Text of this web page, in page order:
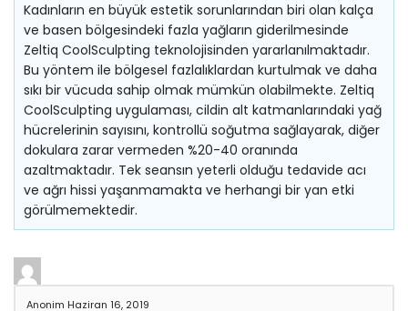
Kadınların en büyük estetik sorunlarından biri olan kalça
ve basen bölgesindeki fazla yağların giderilmesinde
Zeltiq CoolSculpting teknolojisinden yararlanılmaktadır.
Bu yöntem ile bölgesel fazlalıklardan kurtulmak ve daha
sıkı bir vücuda sahip olmak mümkün olabilmekte. Zeltiq
CoolSculpting uygulaması, cildin alt katmanlarındaki yağ
hücrelerinin sayısını, kontrollü soğutma sağlayarak, diğer
dokulara zarar vermeden %20-40 oranında
azaltmaktadır. Tek seansın yeterli olduğu tedavide acı
ve ağrı hissi yaşanmamakta ve herhangi bir yan etki
görülmemektedir.
Anonim Haziran 16, 2019